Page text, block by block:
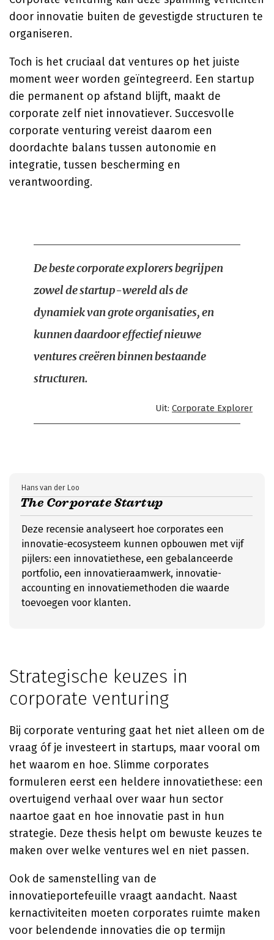
door innovatie buiten de gevestigde structuren te
organiseren.
Toch is het cruciaal dat ventures op het juiste
moment weer worden geïntegreerd. Een startup
die permanent op afstand blijft, maakt de
corporate zelf niet innovatiever. Succesvolle
corporate venturing vereist daarom een
doordachte balans tussen autonomie en
integratie, tussen bescherming en
verantwoording.
De beste corporate explorers begrijpen
zowel de startup-wereld als de
dynamiek van grote organisaties, en
kunnen daardoor effectief nieuwe
ventures creëren binnen bestaande
structuren.
Uit: Corporate Explorer
The Corporate Startup
Hans van der Loo
Deze recensie analyseert hoe corporates een
innovatie-ecosysteem kunnen opbouwen met vijf
pijlers: een innovatiethese, een gebalanceerde
portfolio, een innovatieraamwerk, innovatie-
accounting en innovatiemethoden die waarde
toevoegen voor klanten.
Strategische keuzes in
corporate venturing
Bij corporate venturing gaat het niet alleen om de
vraag óf je investeert in startups, maar vooral om
het waarom en hoe. Slimme corporates
formuleren eerst een heldere innovatiethese: een
overtuigend verhaal over waar hun sector
naartoe gaat en hoe innovatie past in hun
strategie. Deze thesis helpt om bewuste keuzes te
maken over welke ventures wel en niet passen.
Ook de samenstelling van de
innovatieportefeuille vraagt aandacht. Naast
kernactiviteiten moeten corporates ruimte maken
voor belendende innovaties die op termijn